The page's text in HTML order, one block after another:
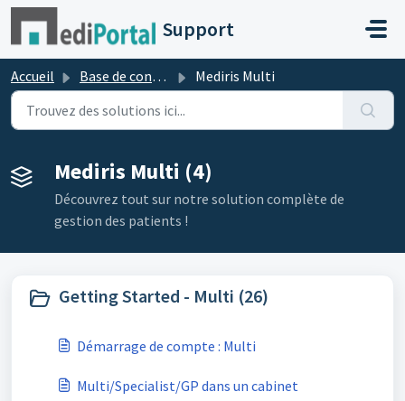
Passer au contenu principal
Support
Accueil Base de connaissances Mediris Multi
Mediris Multi (4)
Découvrez tout sur notre solution complète de
gestion des patients !
Getting Started - Multi (26)
Démarrage de compte : Multi
Multi/Specialist/GP dans un cabinet